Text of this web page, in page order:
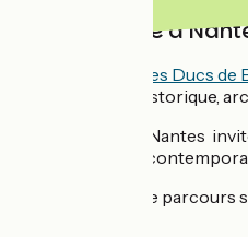
"Le Voyage à
Château des Ducs de
patrimoine historique,
Le Voyage à Nantes
architecture
Chaque été, ce